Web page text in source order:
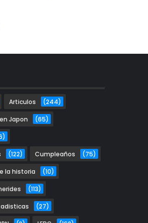
Articulos (244)
Japon (65)
(122) Cumpleaños (75)
la historia (10)
(113)
(27)